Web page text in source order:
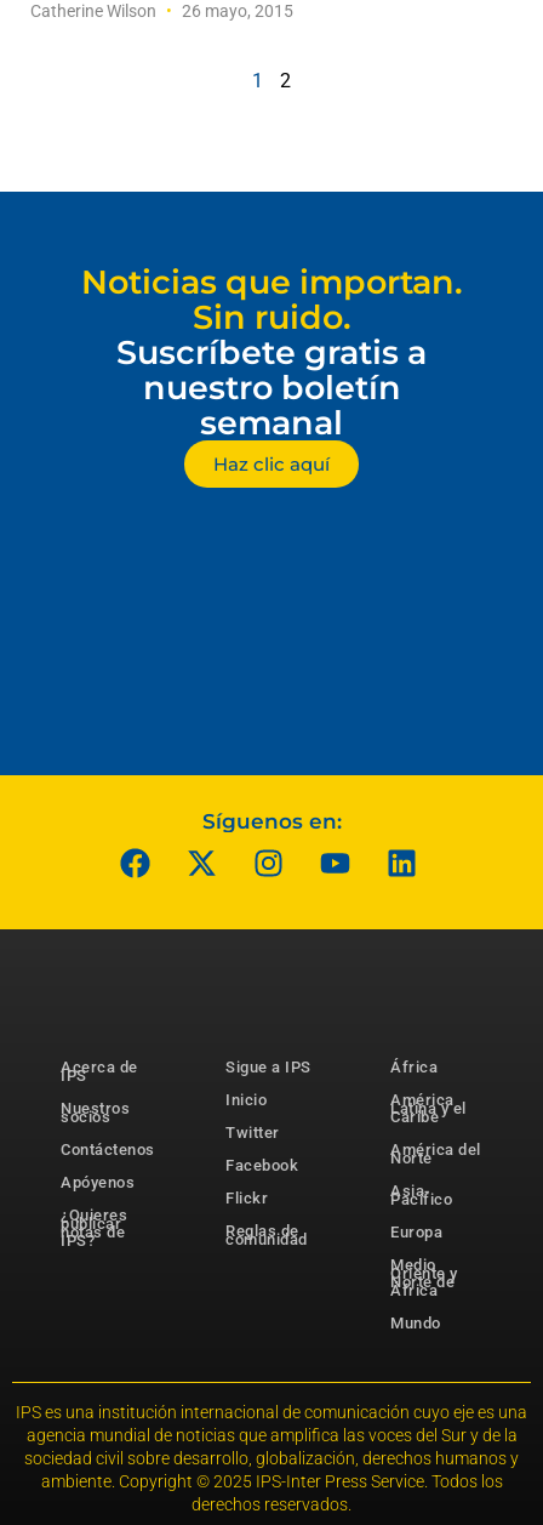
Catherine Wilson 26 mayo, 2015
1 2
Noticias que importan.
Sin ruido.
Suscríbete gratis a
nuestro boletín
semanal
Haz clic aquí
Síguenos en:
Acerca de
IPS
Nuestros
socios
Contáctenos
Apóyenos
¿Quieres
publicar
notas de
IPS?
Sigue a IPS
Inicio
Twitter
Facebook
Flickr
Reglas de
comunidad
África
América
Latina y el
Caribe
América del
Norte
Asia-
Pacífico
Europa
Medio
Oriente y
Norte de
África
Mundo
IPS es una institución internacional de comunicación cuyo eje es una
agencia mundial de noticias que amplifica las voces del Sur y de la
sociedad civil sobre desarrollo, globalización, derechos humanos y
ambiente. Copyright © 2025 IPS-Inter Press Service. Todos los
derechos reservados.